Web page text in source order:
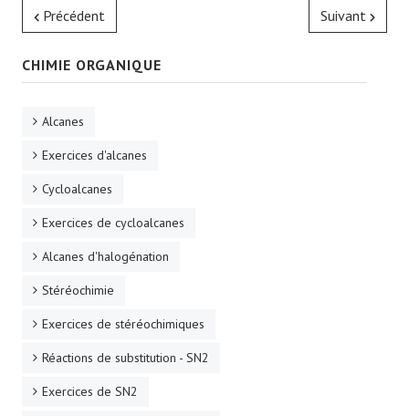
Précédent Suivant
CHIMIE ORGANIQUE
Alcanes
Exercices d'alcanes
Cycloalcanes
Exercices de cycloalcanes
Alcanes d'halogénation
Stéréochimie
Exercices de stéréochimiques
Réactions de substitution - SN2
Exercices de SN2